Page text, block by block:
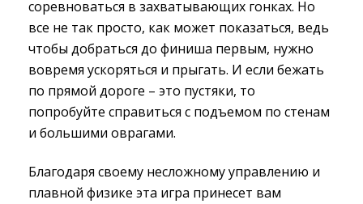
соревноваться в захватывающих гонках. Но
все не так просто, как может показаться, ведь
чтобы добраться до финиша первым, нужно
вовремя ускоряться и прыгать. И если бежать
по прямой дороге – это пустяки, то
попробуйте справиться с подъемом по стенам
и большими оврагами.
Благодаря своему несложному управлению и
плавной физике эта игра принесет вам